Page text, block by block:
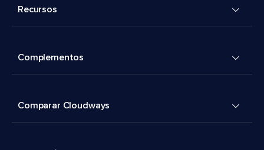
Recursos
Complementos
Comparar Cloudways